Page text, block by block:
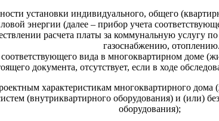
установки индивидуального, общего
энергии (далее – прибор учета
расчета платы за коммунальную
газоснабжению, отоплению.
соответствующего вида в многоквартирном
документа, отсутствует, если в ходе
характеристикам многоквартирного
(внутриквартирного оборудования) и (или)
оборудования);